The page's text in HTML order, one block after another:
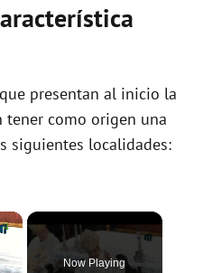
presentan al inicio la
tener como origen una
siguientes localidades:
×
Now Playing